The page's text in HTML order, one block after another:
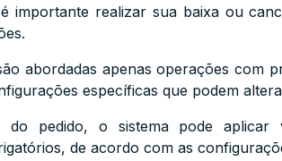
importante realizar sua baixa ou
abordadas apenas operações com
específicas que podem
pedido, o sistema pode aplicar
de acordo com as